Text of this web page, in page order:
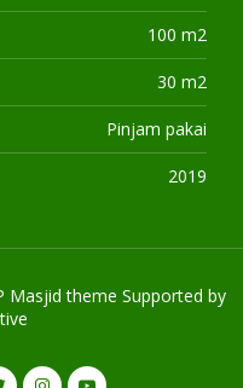
100 m2
30 m2
Pinjam pakai
2019
Masjid theme Supported by